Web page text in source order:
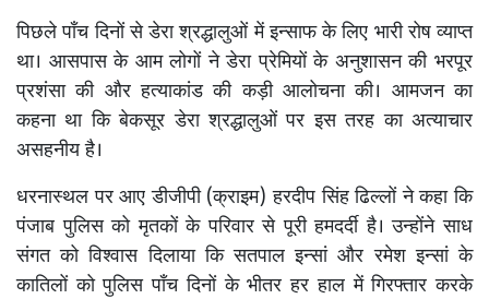
पिछले पाँच दिनों से डेरा श्रद्धालुओं में इन्साफ के लिए भारी रोष व्याप्त
था। आसपास के आम लोगों ने डेरा प्रेमियों के अनुशासन की भरपूर
प्रशंसा की और हत्याकांड की कड़ी आलोचना की। आमजन का
कहना था कि बेकसूर डेरा श्रद्धालुओं पर इस तरह का अत्याचार
असहनीय है।
धरनास्थल पर आए डीजीपी (क्राइम) हरदीप सिंह ढिल्लों ने कहा कि
पंजाब पुलिस को मृतकों के परिवार से पूरी हमदर्दी है। उन्होंने साध
संगत को विश्वास दिलाया कि सतपाल इन्सां और रमेश इन्सां के
कातिलों को पुलिस पाँच दिनों के भीतर हर हाल में गिरफ्तार करके